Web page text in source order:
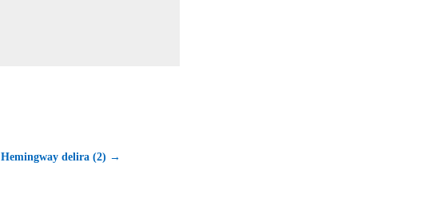
Hemingway delira (2) →